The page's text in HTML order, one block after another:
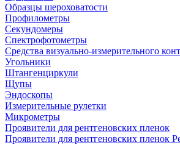
Образцы шероховатости
Профилометры
Секундомеры
Спектрофотометры
Средства визуально-измерительного
Угольники
Штангенциркули
Щупы
Эндоскопы
Измерительные рулетки
Микрометры
Проявители для рентгеновских пленок
Проявители для рентгеновских пленок